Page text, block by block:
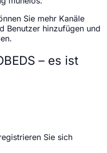
Sie mehr Kanäle
Benutzer hinzufügen und
– es ist
Sie sich